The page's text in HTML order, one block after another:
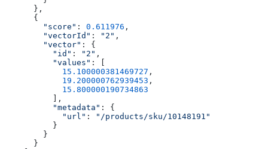
      },
      {
        "score"
: 0.611976 ,
        "vectorId"
: "2" ,
        "vector"
: {
          "id"
: "2" ,
          "values"
: [
            15.100000381469727
,
            19.200000762939453
,
            15.800000190734863
          ],
          "metadata"
: {
            "url"
:
"/products/sku/10148191"
          }
        }
      }